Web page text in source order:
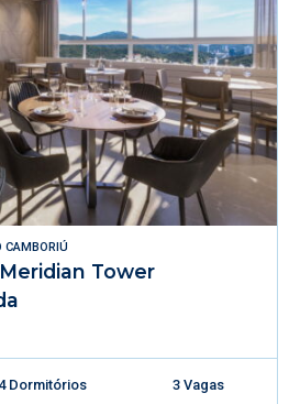
CAMBORIÚ
Tower
4 Dormitórios 3 Vagas